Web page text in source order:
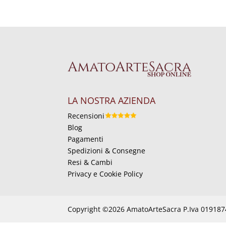
LA NOSTRA AZIENDA
Recensioni
Blog
Pagamenti
Spedizioni & Consegne
Resi & Cambi
Privacy e Cookie Policy
Copyright ©2026 AmatoArteSacra P.Iva